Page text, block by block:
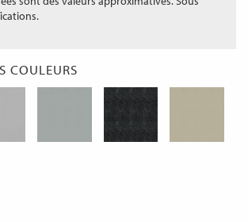
COULEURS